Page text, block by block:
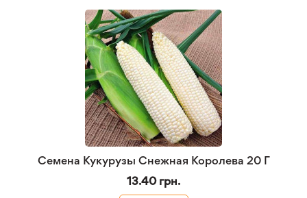
Семена Кукурузы Снежная Королева 20 Г
13.40 грн.